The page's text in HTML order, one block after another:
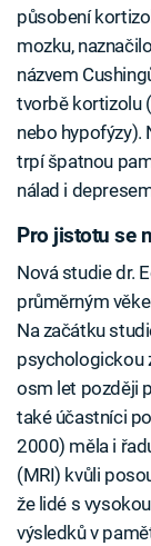
působení
mozku,
názvem
tvorbě kortizolu
nebo hypofýzy).
trpí špatnou
nálad i
Pro jistotu se
Nová studie dr.
průměrným
Na začátku
psychologickou
osm let později
také účastníci
2000) měla i
(MRI) kvůli
že lidé s
výsledků v